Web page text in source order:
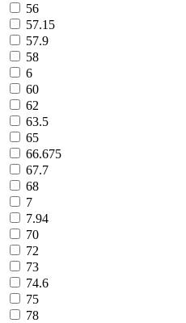
56
57.15
57.9
58
6
60
62
63.5
65
66.675
67.7
68
7
7.94
70
72
73
74.6
75
78